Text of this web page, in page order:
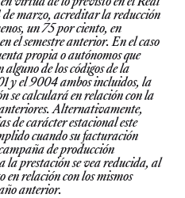
marzo, acreditar la reducción
un 75 por ciento, en
el semestre anterior. En el caso
propia o autónomos que
de los códigos de la
y el 9004 ambos incluidos, la
se calculará en relación con la
anteriores. Alternativamente,
de carácter estacional este
cuando su facturación
de producción
la prestación se vea reducida, al
en relación con los mismos
anterior.